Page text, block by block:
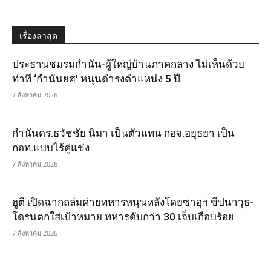
เรื่องล่าสุด
ประธานชมรมกำนัน-ผู้ใหญ่บ้านภาคกลาง ไม่เห็นด้วย
ท่าที ‘กำนันยศ’ หนุนดำรงตำแหน่ง 5 ปี
7 สิงหาคม 2026
กำนันดร.ธวัชชัย นิมา เป็นตัวแทน กอจ.อยุธยา เป็น
กอท.แบบไร้คู่แข่ง
7 สิงหาคม 2026
ฮูตี เปิดฉากถล่มค่ายทหารหนุนหลังโดยซาอุฯ ขีปนาวุธ-
โดรนตกใส่เป้าหมาย ทหารดับกว่า 30 เจ็บเกือบร้อย
7 สิงหาคม 2026